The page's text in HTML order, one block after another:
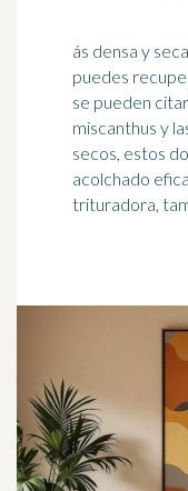
ás densa y seca. Entre los materiales
puedes
se pueden
miscanthus y
secos, estos
acolchado eficaz y
trituradora,